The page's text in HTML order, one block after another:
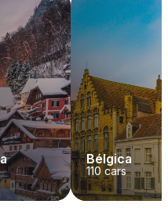
Bélgica
110 cars